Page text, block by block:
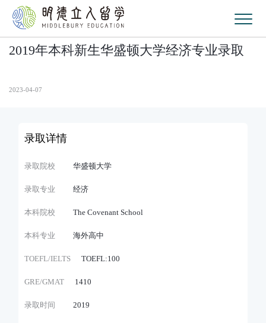
2019年本科新生华盛顿大学经济专业录取
2023-04-07
录取详情
录取院校 华盛顿大学
录取专业 经济
本科院校 The Covenant School
本科专业 海外高中
TOEFL/IELTS TOEFL:100
GRE/GMAT 1410
录取时间 2019